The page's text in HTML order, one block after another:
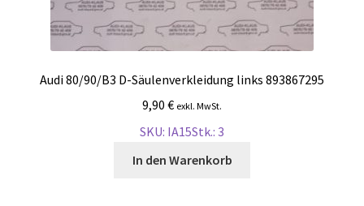
Audi 80/90/B3 D-Säulenverkleidung links 893867295
9,90 € exkl. MwSt.
SKU: IA15Stk.: 3
In den Warenkorb